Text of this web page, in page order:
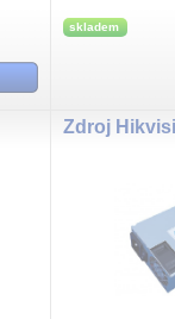
skladem